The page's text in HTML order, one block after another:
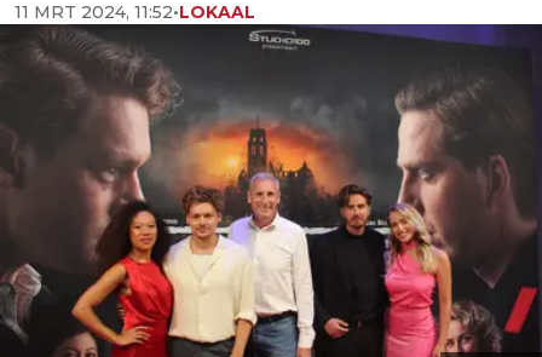
11 MRT 2024, 11:52•LOKAAL